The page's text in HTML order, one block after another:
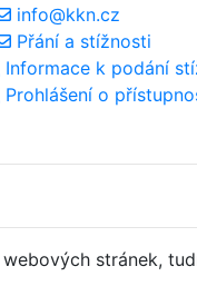
info@kkn.cz
Přání a stížnosti
Informace k podání
Prohlášení o
stránek,